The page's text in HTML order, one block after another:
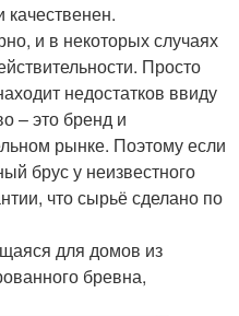
и в некоторых случаях
Просто
недостатков ввиду
– это бренд и
рынке. Поэтому если
брус у неизвестного
что сырьё сделано по
для домов из
бревна,